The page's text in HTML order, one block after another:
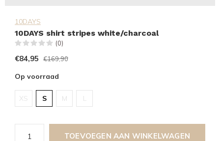
10DAYS
10DAYS shirt stripes white/charcoal
(0)
€84,95 €169,90
Op voorraad
XS S M L
TOEVOEGEN AAN WINKELWAGEN